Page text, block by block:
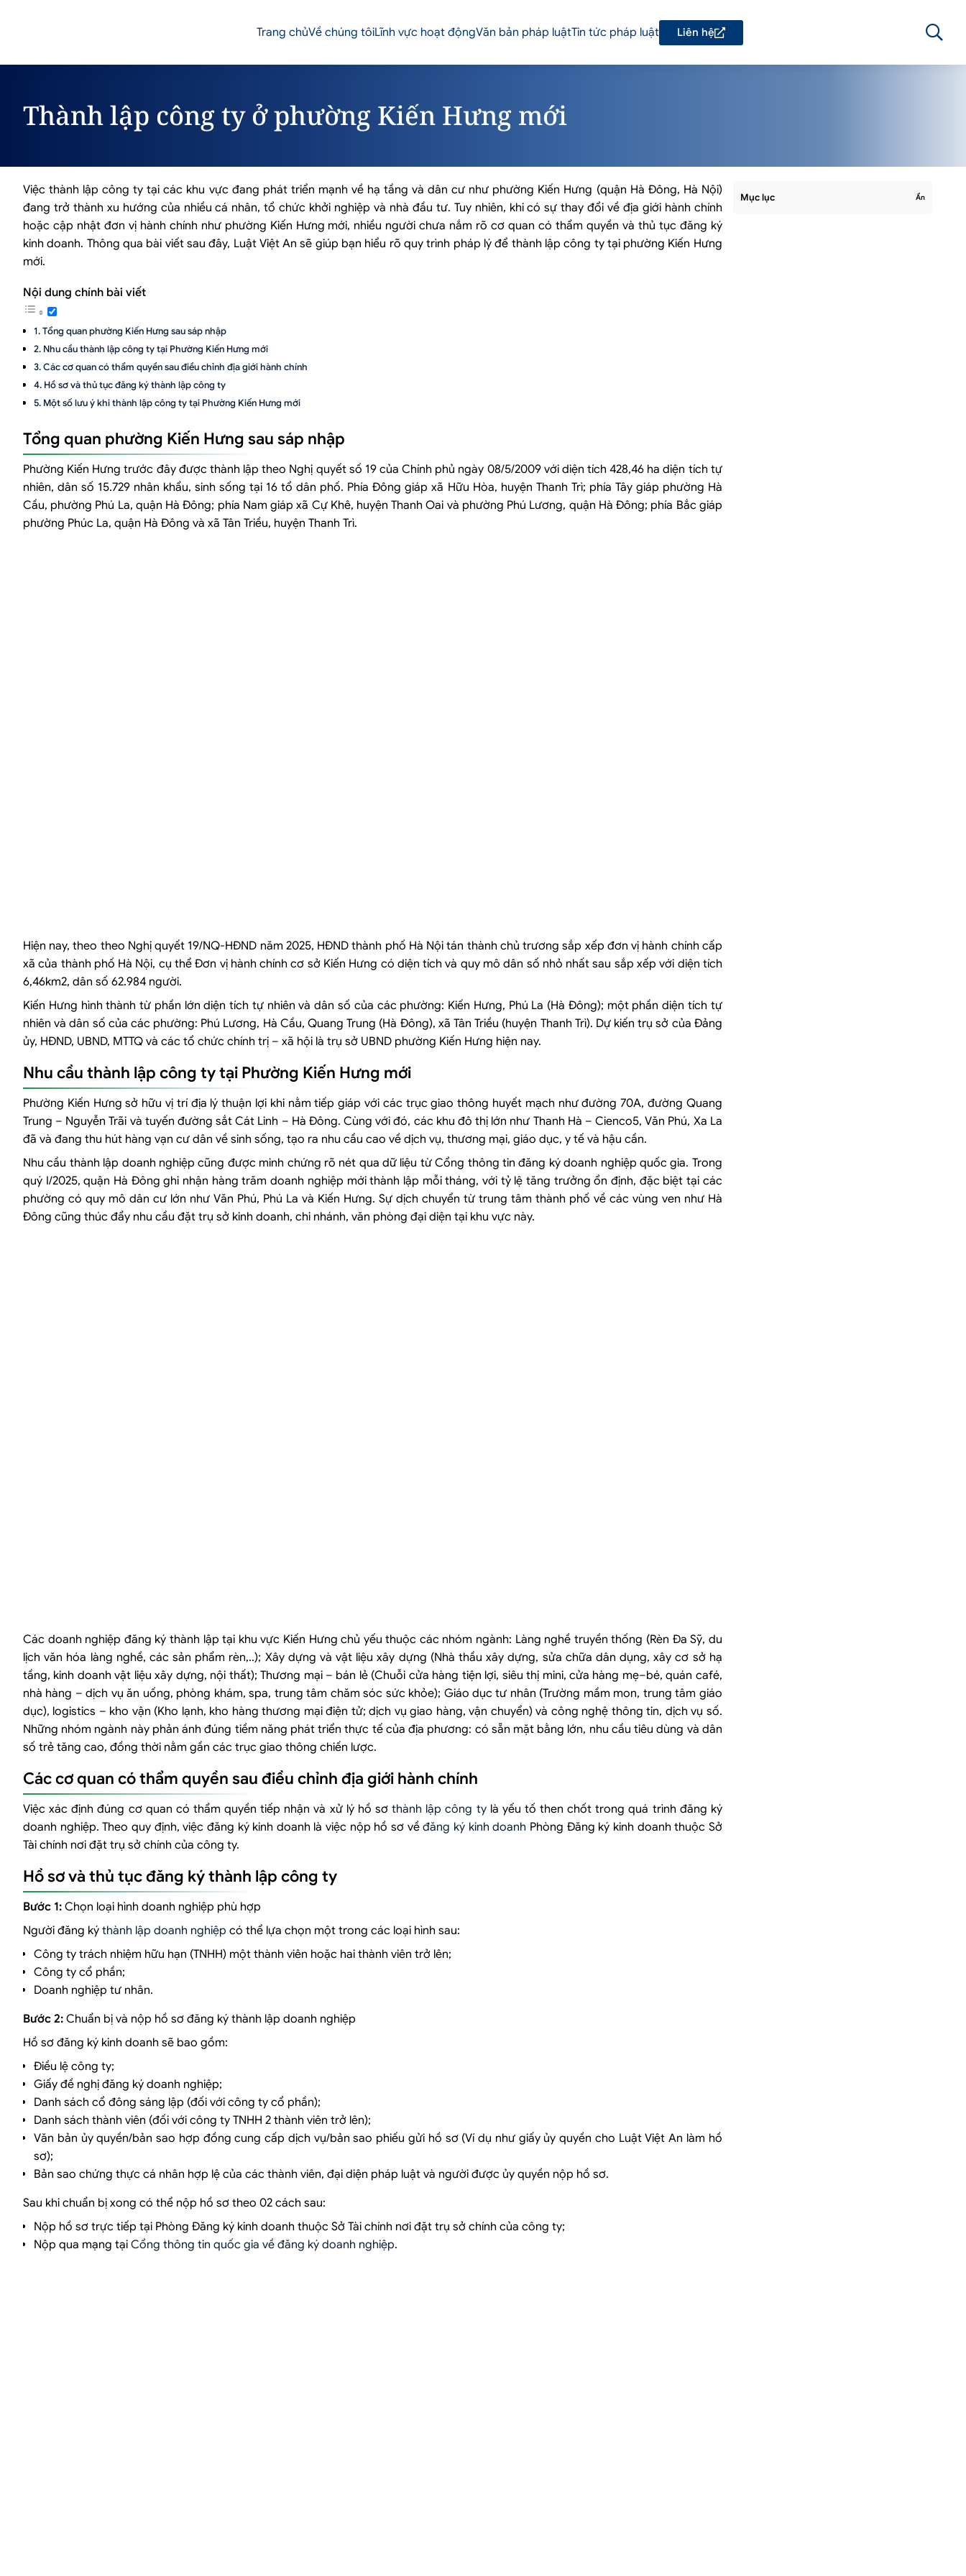
Trang chủVề chúng tôiLĩnh vực hoạt độngVăn bản pháp luậtTin tức pháp luật Liên hệ
Thành lập công ty ở phường Kiến Hưng mới
Việc thành lập công ty tại các khu vực đang phát triển mạnh về hạ tầng và dân cư như phường Kiến Hưng (quận Hà Đông, Hà Nội)
đang trở thành xu hướng của nhiều cá nhân, tổ chức khởi nghiệp và nhà đầu tư. Tuy nhiên, khi có sự thay đổi về địa giới hành chính
hoặc cập nhật đơn vị hành chính như phường Kiến Hưng mới, nhiều người chưa nắm rõ cơ quan có thẩm quyền và thủ tục đăng ký
kinh doanh. Thông qua bài viết sau đây, Luật Việt An sẽ giúp bạn hiểu rõ quy trình pháp lý để thành lập công ty tại phường Kiến Hưng
mới.
Nội dung chính bài viết
Tổng quan phường Kiến Hưng sau sáp nhập
Nhu cầu thành lập công ty tại Phường Kiến Hưng mới
Các cơ quan có thẩm quyền sau điều chỉnh địa giới hành chính
Hồ sơ và thủ tục đăng ký thành lập công ty
Một số lưu ý khi thành lập công ty tại Phường Kiến Hưng mới
Tổng quan phường Kiến Hưng sau sáp nhập
Phường Kiến Hưng trước đây được thành lập theo Nghị quyết số 19 của Chính phủ ngày 08/5/2009 với diện tích 428,46 ha diện tích tự
nhiên, dân số 15.729 nhân khẩu, sinh sống tại 16 tổ dân phố. Phía Đông giáp xã Hữu Hòa, huyện Thanh Trì; phía Tây giáp phường Hà
Cầu, phường Phú La, quận Hà Đông; phía Nam giáp xã Cự Khê, huyện Thanh Oai và phường Phú Lương, quận Hà Đông; phía Bắc giáp
phường Phúc La, quận Hà Đông và xã Tân Triều, huyện Thanh Trì.
Hiện nay, theo theo Nghị quyết 19/NQ-HĐND năm 2025, HĐND thành phố Hà Nội tán thành chủ trương sắp xếp đơn vị hành chính cấp
xã của thành phố Hà Nội, cụ thể Đơn vị hành chính cơ sở Kiến Hưng có diện tích và quy mô dân số nhỏ nhất sau sắp xếp với diện tích
6,46km2, dân số 62.984 người.
Kiến Hưng hình thành từ phần lớn diện tích tự nhiên và dân số của các phường: Kiến Hưng, Phú La (Hà Đông); một phần diện tích tự
nhiên và dân số của các phường: Phú Lương, Hà Cầu, Quang Trung (Hà Đông), xã Tân Triều (huyện Thanh Trì). Dự kiến trụ sở của Đảng
ủy, HĐND, UBND, MTTQ và các tổ chức chính trị – xã hội là trụ sở UBND phường Kiến Hưng hiện nay.
Nhu cầu thành lập công ty tại Phường Kiến Hưng mới
Phường Kiến Hưng sở hữu vị trí địa lý thuận lợi khi nằm tiếp giáp với các trục giao thông huyết mạch như đường 70A, đường Quang
Trung – Nguyễn Trãi và tuyến đường sắt Cát Linh – Hà Đông. Cùng với đó, các khu đô thị lớn như Thanh Hà – Cienco5, Văn Phú, Xa La
đã và đang thu hút hàng vạn cư dân về sinh sống, tạo ra nhu cầu cao về dịch vụ, thương mại, giáo dục, y tế và hậu cần.
Nhu cầu thành lập doanh nghiệp cũng được minh chứng rõ nét qua dữ liệu từ Cổng thông tin đăng ký doanh nghiệp quốc gia. Trong
quý I/2025, quận Hà Đông ghi nhận hàng trăm doanh nghiệp mới thành lập mỗi tháng, với tỷ lệ tăng trưởng ổn định, đặc biệt tại các
phường có quy mô dân cư lớn như Văn Phú, Phú La và Kiến Hưng. Sự dịch chuyển từ trung tâm thành phố về các vùng ven như Hà
Đông cũng thúc đẩy nhu cầu đặt trụ sở kinh doanh, chi nhánh, văn phòng đại diện tại khu vực này.
Các doanh nghiệp đăng ký thành lập tại khu vực Kiến Hưng chủ yếu thuộc các nhóm ngành: Làng nghề truyền thống (Rèn Đa Sỹ, du
lịch văn hóa làng nghề, các sản phẩm rèn,..); Xây dựng và vật liệu xây dựng (Nhà thầu xây dựng, sửa chữa dân dụng, xây cơ sở hạ
tầng, kinh doanh vật liệu xây dựng, nội thất); Thương mại – bán lẻ (Chuỗi cửa hàng tiện lợi, siêu thị mini, cửa hàng mẹ–bé, quán café,
nhà hàng – dịch vụ ăn uống, phòng khám, spa, trung tâm chăm sóc sức khỏe); Giáo dục tư nhân (Trường mầm mon, trung tâm giáo
dục), logistics – kho vận (Kho lạnh, kho hàng thương mại điện tử; dịch vụ giao hàng, vận chuyển) và công nghệ thông tin, dịch vụ số.
Những nhóm ngành này phản ánh đúng tiềm năng phát triển thực tế của địa phương: có sẵn mặt bằng lớn, nhu cầu tiêu dùng và dân
số trẻ tăng cao, đồng thời nằm gần các trục giao thông chiến lược.
Các cơ quan có thẩm quyền sau điều chỉnh địa giới hành chính
Việc xác định đúng cơ quan có thẩm quyền tiếp nhận và xử lý hồ sơthành lập công tylà yếu tố then chốt trong quá trình đăng ký
doanh nghiệp. Theo quy định, việc đăng ký kinh doanh là việc nộp hồ sơ vềđăng ký kinh doanh Phòng Đăng ký kinh doanh thuộc Sở
Tài chính nơi đặt trụ sở chính của công ty.
Hồ sơ và thủ tục đăng ký thành lập công ty
Bước 1: Chọn loại hình doanh nghiệp phù hợp
Người đăng ký thành lập doanh nghiệp có thể lựa chọn một trong các loại hình sau:
Công ty trách nhiệm hữu hạn (TNHH) một thành viên hoặc hai thành viên trở lên;
Công ty cổ phần;
Doanh nghiệp tư nhân.
Bước 2: Chuẩn bị và nộp hồ sơ đăng ký thành lập doanh nghiệp
Hồ sơ đăng ký kinh doanh sẽ bao gồm:
Điều lệ công ty;
Giấy đề nghị đăng ký doanh nghiệp;
Danh sách cổ đông sáng lập (đối với công ty cổ phần);
Danh sách thành viên (đối với công ty TNHH 2 thành viên trở lên);
Văn bản ủy quyền/bản sao hợp đồng cung cấp dịch vụ/bản sao phiếu gửi hồ sơ (Ví dụ như giấy ủy quyền cho Luật Việt An làm hồ
sơ);
Bản sao chứng thực cá nhân hợp lệ của các thành viên, đại diện pháp luật và người được ủy quyền nộp hồ sơ.
Sau khi chuẩn bị xong có thể nộp hồ sơ theo 02 cách sau:
Nộp hồ sơ trực tiếp tại Phòng Đăng ký kinh doanh thuộc Sở Tài chính nơi đặt trụ sở chính của công ty;
Nộp qua mạng tại Cổng thông tin quốc gia về đăng ký doanh nghiệp.
Mục lục Ẩn